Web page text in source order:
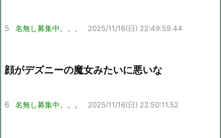
5 名無し募集中。。。 2025/11/16(日) 22:49:59.44
顔がデズニーの魔女みたいに悪いな
6 名無し募集中。。。 2025/11/16(日) 22:50:11.52